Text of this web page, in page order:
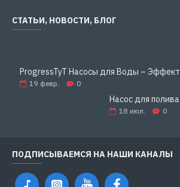
СТАТЬИ, НОВОСТИ, БЛОГ
19 февр. 0
Насос для полива
18 июл. 0
ПОДПИСЫВАЕМСЯ НА НАШИ КАНАЛЫ